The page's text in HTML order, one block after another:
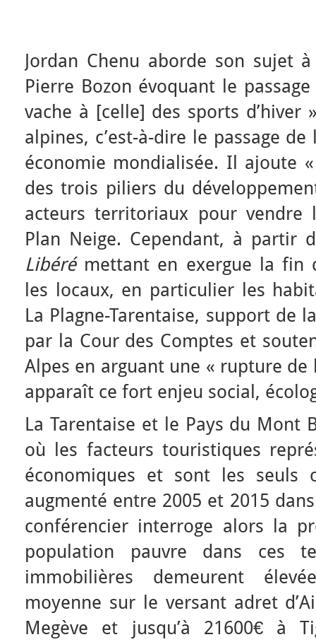
Jordan Chenu aborde son sujet
Pierre Bozon évoquant le
vache à [celle] des sports d’hiver
alpines, c’est-à-dire le passage
économie mondialisée. Il ajoute
des trois piliers du
acteurs territoriaux pour vendre
Plan Neige. Cependant, à partir
Libéré mettant en exergue la fin
les locaux, en particulier les
La Plagne-Tarentaise, support de
par la Cour des Comptes et
Alpes en arguant une « rupture de
apparaît ce fort enjeu social,
La Tarentaise et le Pays du Mont
où les facteurs touristiques
économiques et sont les seuls
augmenté entre 2005 et 2015
conférencier interroge alors la
population pauvre dans ces
immobilières demeurent
moyenne sur le versant adret
Megève et jusqu’à 21600€ à